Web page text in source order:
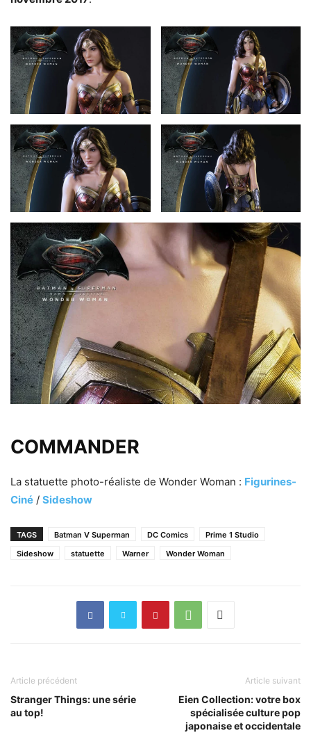
COMMANDER
La statuette photo-réaliste de Wonder Woman : Figurines-
Ciné / Sideshow
TAGS Batman V Superman DC Comics
Prime 1 Studio
Sideshow
statuette Warner Wonder Woman
Article précédent
Stranger Things: une série
au top!
Article suivant
Eien Collection: votre box
spécialisée culture pop
japonaise et occidentale